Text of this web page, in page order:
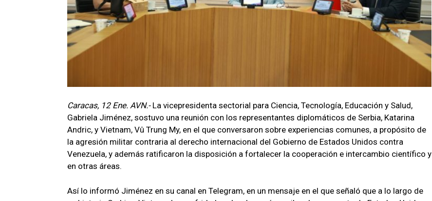
Caracas, 12 Ene. AVN.- La vicepresidenta sectorial para Ciencia, Tecnología, Educación y Salud,
Gabriela Jiménez, sostuvo una reunión con los representantes diplomáticos de Serbia, Katarina
Andric, y Vietnam, Vû Trung My, en el que conversaron sobre experiencias comunes, a propósito de
la agresión militar contraria al derecho internacional del Gobierno de Estados Unidos contra
Venezuela, y además ratificaron la disposición a fortalecer la cooperación e intercambio científico y
en otras áreas.
Así lo informó Jiménez en su canal en Telegram, en un mensaje en el que señaló que a lo largo de